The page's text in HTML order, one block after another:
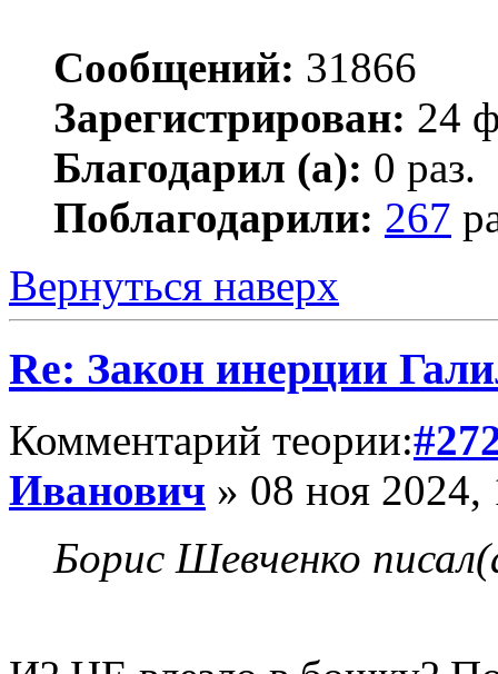
Сообщений: 31866
Зарегистрирован: 24
Благодарил (а): 0 раз.
Поблагодарили: 267
Вернуться наверх
Re: Закон инерции
Комментарий теории:
Иванович » 08 ноя 2024,
Борис Шевченко